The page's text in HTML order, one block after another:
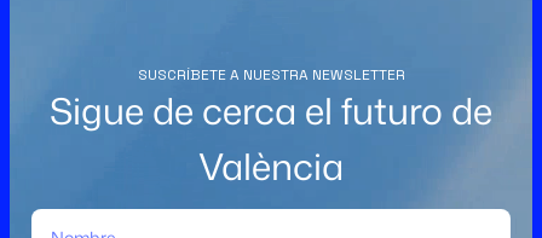
SUSCRÍBETE A NUESTRA NEWSLETTER
Sigue de cerca el futuro de
València